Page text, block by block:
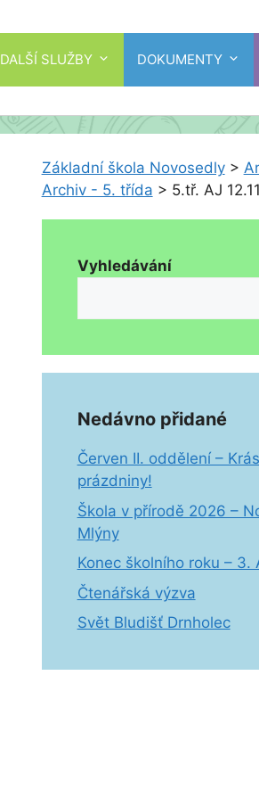
DALŠÍ SLUŽBY DOKUMENTY
Základní škola Novosedly>
Archiv - 5. třída > 5.tř. AJ
Vyhledávání
Nedávno přidané
Červen II. oddělení –
prázdniny!
Škola v přírodě 2026 –
Mlýny
Konec školního roku – 3.
Čtenářská výzva
Svět Bludišť Drnholec